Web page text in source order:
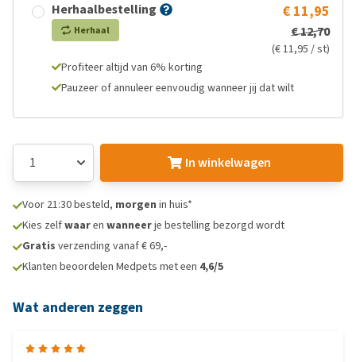
Herhaalbestelling
Herhaal
€ 11,95
€ 12,70
(€ 11,95 / st)
Profiteer altijd van 6% korting
Pauzeer of annuleer eenvoudig wanneer jij dat wilt
In winkelwagen
Voor 21:30 besteld, morgen in huis*
Kies zelfwaaren wanneerje bestelling bezorgd wordt
Gratis verzending vanaf € 69,-
Klanten beoordelen Medpets met een 4,6/5
Wat anderen zeggen